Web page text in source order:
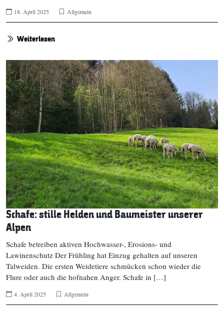
18. April 2025 Allgemein
Weiterlesen
Schafe: stille Helden und Baumeister unserer
Alpen
Schafe betreiben aktiven Hochwasser-, Erosions- und
Lawinenschutz Der Frühling hat Einzug gehalten auf unseren
Talweiden. Die ersten Weidetiere schmücken schon wieder die
Flure oder auch die hofnahen Anger. Schafe in […]
4. April 2025 Allgemein